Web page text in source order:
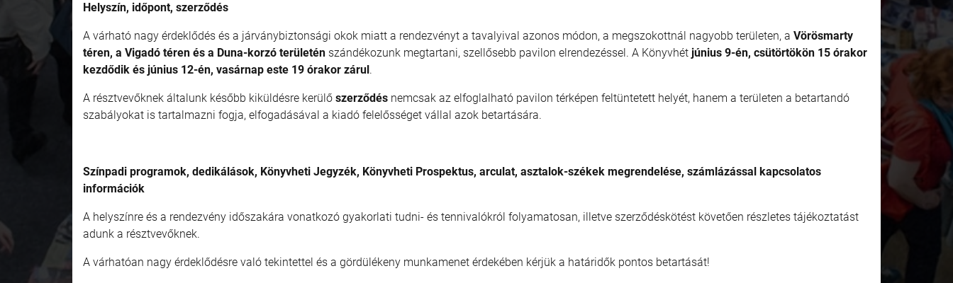
Helyszín, időpont, szerződés
A várható nagy érdeklődés és a járványbiztonsági okok miatt a rendezvényt a tavalyival azonos módon, a megszokottnál nagyobb területen, a Vörösmarty
téren, a Vigadó téren és a Duna-korzó területén szándékozunk megtartani, szellősebb pavilon elrendezéssel. A Könyvhét június 9-én, csütörtökön 15 órakor
kezdődik és június 12-én, vasárnap este 19 órakor zárul.
A résztvevőknek általunk később kiküldésre kerülő szerződés nemcsak az elfoglalható pavilon térképen feltüntetett helyét, hanem a területen a betartandó
szabályokat is tartalmazni fogja, elfogadásával a kiadó felelősséget vállal azok betartására.
Színpadi programok, dedikálások, Könyvheti Jegyzék, Könyvheti Prospektus, arculat, asztalok-székek megrendelése, számlázással kapcsolatos
információk
A helyszínre és a rendezvény időszakára vonatkozó gyakorlati tudni- és tennivalókról folyamatosan, illetve szerződéskötést követően részletes tájékoztatást
adunk a résztvevőknek.
A várhatóan nagy érdeklődésre való tekintettel és a gördülékeny munkamenet érdekében kérjük a határidők pontos betartását!